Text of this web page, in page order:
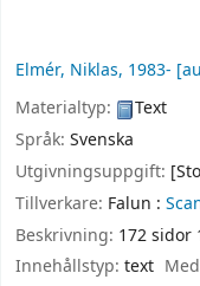
Elmér, Niklas, 1983-
Materialtyp:
Text
Språk: Svenska
Utgivningsuppgift:
Tillverkare: Falun :
Beskrivning: 172 sidor
Innehållstyp: text